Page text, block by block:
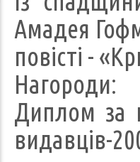
Амадея
повісті -
Нагороди:
Диплом за
видавців-